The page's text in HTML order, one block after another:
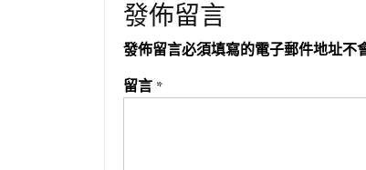
發佈留言
發佈留言必須填寫的電子郵件地址不
留言 *